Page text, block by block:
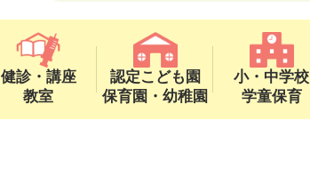
健診・講座
教室
認定こども園
保育園・幼稚園
小・中学校
学童保育